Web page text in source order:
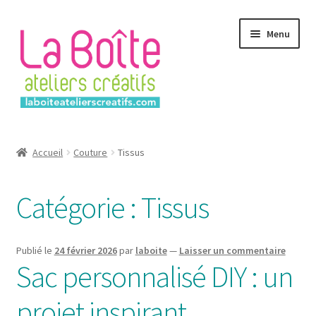
la
navigation
contenu
Menu
Login
Password Reset
Register
Accueil Couture Tissus
Catégorie :Tissus
Publié le 24 février 2026par laboite— Laisser un commentaire
Sac personnalisé DIY : un